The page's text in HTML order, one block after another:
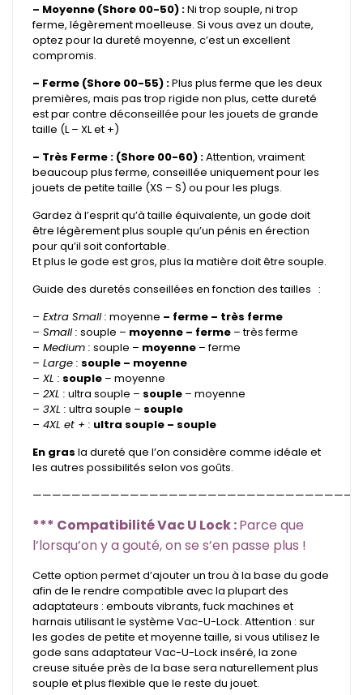
– Moyenne (Shore 00-50) :Ni trop souple, ni trop
ferme, légèrement moelleuse. Si vous avez un doute,
optez pour la dureté moyenne, c’est un excellent
compromis.
– Ferme (Shore 00-55) :Plus plus ferme que les deux
premières, mais pas trop rigide non plus, cette dureté
est par contre déconseillée pour les jouets de grande
taille (L – XL et +)
– Très Ferme : (Shore 00-60) :Attention, vraiment
beaucoup plus ferme, conseillée uniquement pour les
jouets de petite taille (XS – S) ou pour les plugs.
Gardez à l’esprit qu’à taille équivalente, un gode doit
être légèrement plus souple qu’un pénis en érection
pour qu’il soit confortable.
Et plus le gode est gros, plus la matière doit être souple.
Guide des duretés conseillées en fonction des tailles :
– Extra Small : moyenne – ferme – très ferme
– Small : souple – moyenne – ferme– très ferme
– Medium : souple – moyenne– ferme
– Large : souple – moyenne
– XL : souple– moyenne
– 2XL : ultra souple – souple– moyenne
– 3XL : ultra souple – souple
– 4XL et + : ultra souple – souple
En gras la dureté que l’on considère comme idéale et
les autres possibilités selon vos goûts.
*** Compatibilité Vac U Lock :Parce que
l’lorsqu’on y a gouté, on se s’en passe plus !
Cette option permet d’ajouter un trou à la base du gode
afin de le rendre compatible avec la plupart des
adaptateurs : embouts vibrants, fuck machines et
harnais utilisant le système Vac-U-Lock. Attention : sur
les godes de petite et moyenne taille, si vous utilisez le
gode sans adaptateur Vac-U-Lock inséré, la zone
creuse située près de la base sera naturellement plus
souple et plus flexible que le reste du jouet.